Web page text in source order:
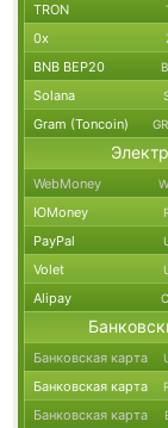
TRON
0x
BNB BEP20
Solana
Gram (Toncoin)
WebMoney
ЮMoney
PayPal
Volet
Alipay
Банковская карта
Банковская карта
Банковская карта